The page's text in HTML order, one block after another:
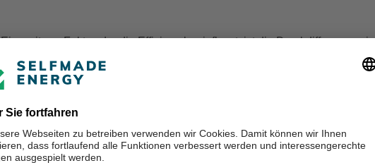
Ein weiterer Faktor, der die Effizienz beeinflusst, ist die Druckdifferenz
Verdampfungstemperatur des Kältemittels. Je größer die Druckdifferenz,
größerer Druckunterschied führt zu einem größeren
was die Leistung der Wärmepumpe verbessert.
Es ist jedoch wichtig, die Verflüssigungstemperatur nicht zu niedrig
niedrige Verflüssigungstemperatur kann zu einem unzureichenden